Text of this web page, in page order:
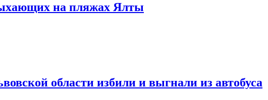
на пляжах Ялты
области избили и выгнали из автобуса